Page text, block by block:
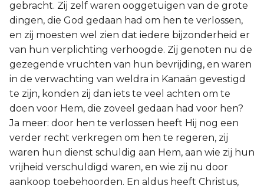
gebracht. Zij zelf waren ooggetuigen van de grote
dingen, die God gedaan had om hen te verlossen,
en zij moesten wel zien dat iedere bijzonderheid er
van hun verplichting verhoogde. Zij genoten nu de
gezegende vruchten van hun bevrijding, en waren
in de verwachting van weldra in Kanaän gevestigd
te zijn, konden zij dan iets te veel achten om te
doen voor Hem, die zoveel gedaan had voor hen?
Ja meer: door hen te verlossen heeft Hij nog een
verder recht verkregen om hen te regeren, zij
waren hun dienst schuldig aan Hem, aan wie zij hun
vrijheid verschuldigd waren, en wie zij nu door
aankoop toebehoorden. En aldus heeft Christus,